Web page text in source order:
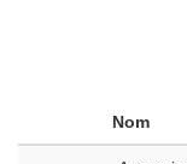
Nom